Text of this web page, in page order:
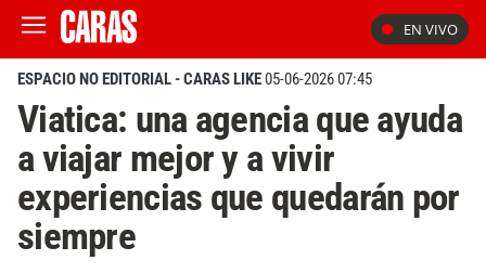
EN VIVO
ESPACIO NO EDITORIAL - CARAS LIKE05-06-2026 07:45
Viatica: una agencia que ayuda
a viajar mejor y a vivir
experiencias que quedarán por
siempre